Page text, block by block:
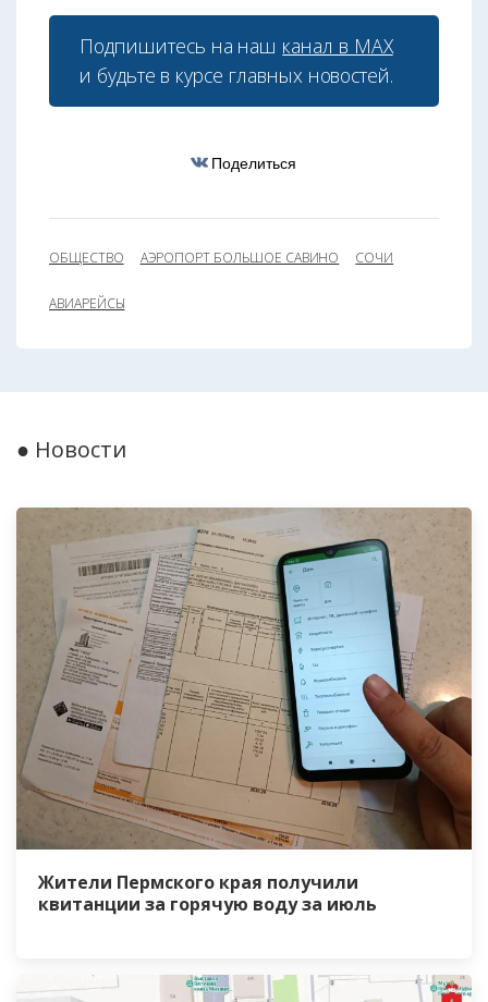
Подпишитесь на наш канал в МАХ
и будьте в курсе главных новостей.
Поделиться
ОБЩЕСТВО АЭРОПОРТ БОЛЬШОЕ САВИНО СОЧИ
АВИАРЕЙСЫ
● Новости
Жители Пермского края получили
квитанции за горячую воду за июль